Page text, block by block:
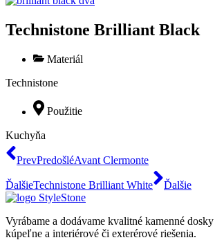
Technistone Brilliant Black
Materiál
Technistone
Použitie
Kuchyňa
PrevPredošléAvant Clermonte
ĎalšieTechnistone Brilliant White Ďalšie
Vyrábame a dodávame kvalitné kamenné
kúpeľne a interiérové či exterérové riešenia.